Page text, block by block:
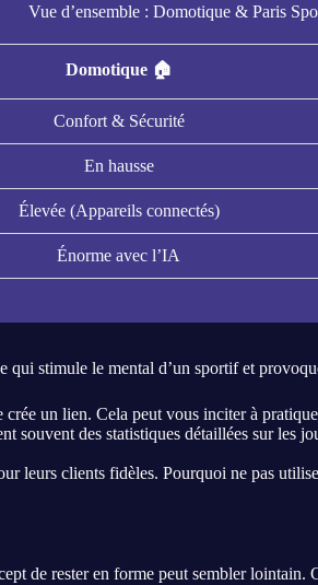
Vue d’ensemble : Domotique & Paris
Domotique 🏠
Confort & Sécurité
En hausse
Élevée (Appareils connectés)
Énorme avec l’IA
qui stimule le mental d’un sportif et
un lien. Cela peut vous inciter à
souvent des statistiques détaillées sur les
leurs clients fidèles. Pourquoi ne pas
de rester en forme peut sembler lointain.